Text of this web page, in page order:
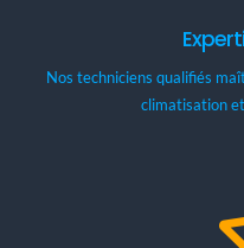
Nos techniciens qualifiés
climatisation